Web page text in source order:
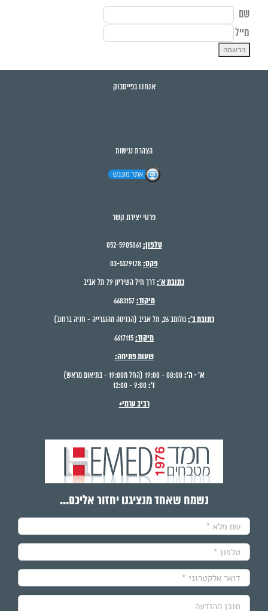
שם
מייל
אנחנו בפייסבוק
הצהרת נגישות
פרטי יצירת קשר
טלפון:
פקס:
כתובת א': דרך חיל השיריון 79 תל אביב
מיקוד:6683157
כתובת ב': גולומב 26, תל אביב (הכניסה מהנגרייה - חניה ברחוב)
מיקוד:
שעות פתיחה:
א' - ה':
ו':
רביב ערמי+
נשמח שאחד מנציגנו יחזור אליכם...